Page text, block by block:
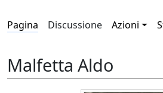
Pagina Discussione Azioni
Malfetta Aldo